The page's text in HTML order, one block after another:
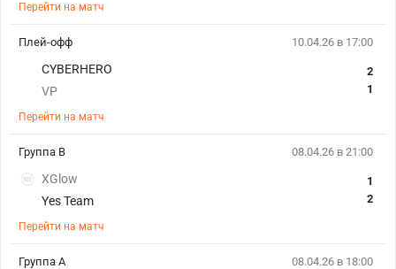
Перейти на матч
10.04.26 в 17:00
CYBERHERO
VP
2
1
Перейти на матч
Плей-офф
08.04.26 в 21:00
XGlow
Yes Team
1
2
Перейти на матч
Группа B
08.04.26 в 18:00
Группа A